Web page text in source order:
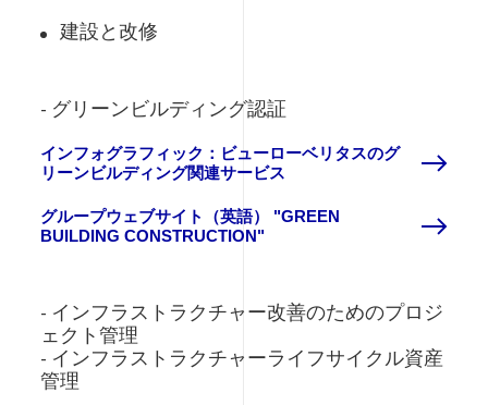
建設と改修
- グリーンビルディング認証
インフォグラフィック：ビューローベリタスのグ
リーンビルディング関連サービス
グループウェブサイト（英語） "GREEN
BUILDING CONSTRUCTION"
- インフラストラクチャー改善のためのプロジ
ェクト管理
- インフラストラクチャーライフサイクル資産
管理